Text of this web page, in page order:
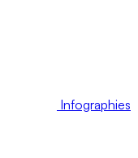
Infographies